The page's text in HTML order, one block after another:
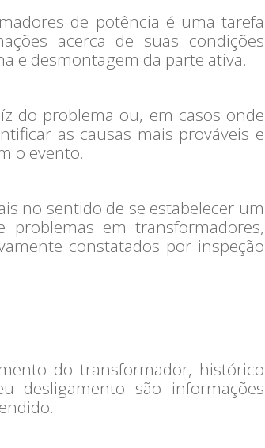
de potência é uma tarefa
acerca de suas condições
e desmontagem da parte ativa.
do problema ou, em casos onde
as causas mais prováveis e
o evento.
no sentido de se estabelecer um
em transformadores,
constatados por inspeção
do transformador, histórico
desligamento são informações